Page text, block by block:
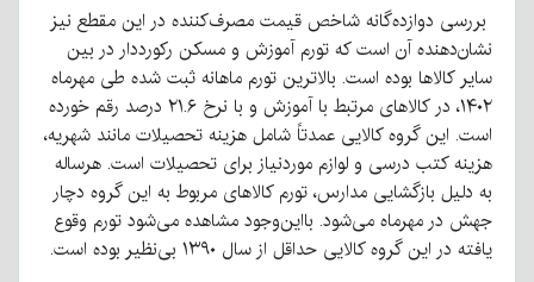
بررسی دوازده‌گانه شاخص قیمت مصرف‌کننده در این مقطع نیز
نشان‌دهنده آن است که تورم آموزش و مسکن رکورددار در بین
سایر کالاها بوده است. بالاترین تورم ماهانه ثبت شده طی مهرماه
۱۴۰۲، در کالاهای مرتبط با آموزش و با نرخ ۲۱.۶ درصد رقم خورده
است. این گروه کالایی عمدتاً شامل هزینه تحصیلات مانند شهریه،
هزینه کتب درسی و لوازم موردنیاز برای تحصیلات است. هرساله
به دلیل بازگشایی مدارس، تورم کالاهای مربوط به این گروه دچار
جهش در مهرماه می‌شود. بااین‌وجود مشاهده می‌شود تورم وقوع
یافته در این گروه کالایی حداقل از سال ۱۳۹۰ بی‌نظیر بوده است.